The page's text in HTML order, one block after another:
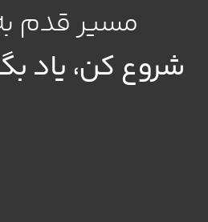
مسیر قدم
شروع کن، یاد